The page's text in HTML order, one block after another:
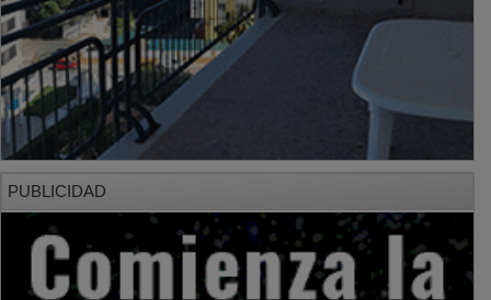
PUBLICIDAD